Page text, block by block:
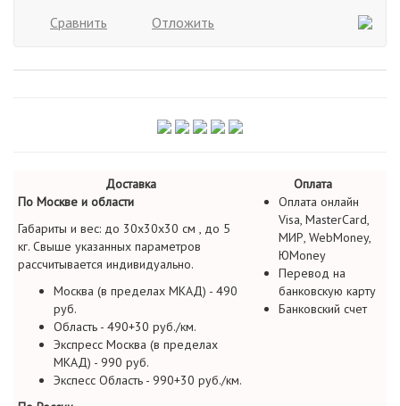
Сравнить Отложить
Доставка
Оплата
По Москве и области
Габариты и вес: до 30х30х30 см , до 5
кг. Свыше указанных параметров
рассчитывается индивидуально.
Москва (в пределах МКАД) - 490
руб.
Область - 490+30 руб./км.
Экспресс Москва (в пределах
МКАД) - 990 руб.
Экспесс Область - 990+30 руб./км.
Оплата онлайн
Visa, MasterCard,
МИР, WebMoney,
ЮMoney
Перевод на
банковскую карту
Банковский счет